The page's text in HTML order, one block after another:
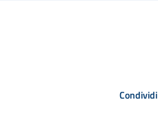
Condividi